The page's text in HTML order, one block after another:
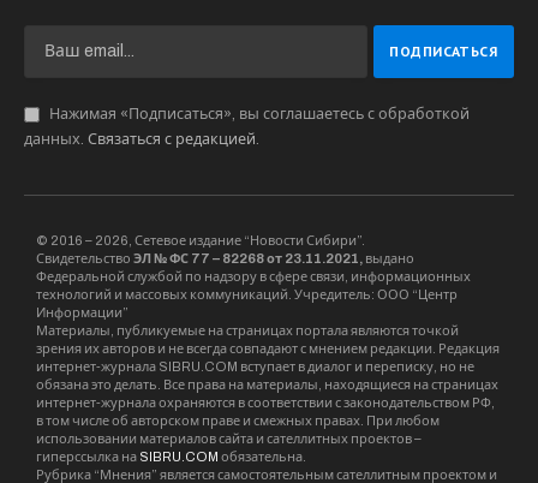
Нажимая «Подписаться», вы соглашаетесь с обработкой
данных. Связаться с редакцией
© 2016 – 2026, Сетевое издание “Новости Сибири”.
Свидетельство ЭЛ № ФС 77 – 82268 от 23.11.2021, выдано
Федеральной службой по надзору в сфере связи, информационных
технологий и массовых коммуникаций. Учредитель: ООО “Центр
Информации”
Материалы, публикуемые на страницах портала являются точкой
зрения их авторов и не всегда совпадают с мнением редакции. Редакция
интернет-журнала SIBRU.COM вступает в диалог и переписку, но не
обязана это делать. Все права на материалы, находящиеся на страницах
интернет-журнала охраняются в соответствии с законодательством РФ,
в том числе об авторском праве и смежных правах. При любом
использовании материалов сайта и сателлитных проектов –
гиперссылка на SIBRU.COM обязательна.
Рубрика “Мнения” является самостоятельным сателлитным проектом и